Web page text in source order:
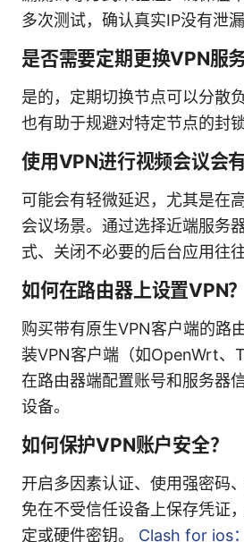
多次测试，确认真实IP没有泄漏
是否需要定期更换VPN服务
是的，定期切换节点可以分散
也有助于规避对特定节点的封锁
使用VPN进行视频会议会
可能会有轻微延迟，尤其是在
会议场景。通过选择近端服务
式、关闭不必要的后台应用往
如何在路由器上设置VPN？
购买带有原生VPN客户端的路
装VPN客户端（如OpenWrt、
在路由器端配置账号和服务器
设备。
如何保护VPN账户安全？
开启多因素认证、使用强密码
免在不受信任设备上保存凭证
定或硬件密钥。 Clash for ios